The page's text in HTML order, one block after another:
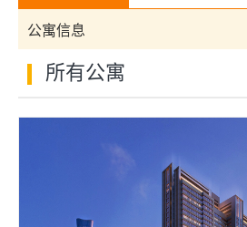
公寓信息
所有公寓